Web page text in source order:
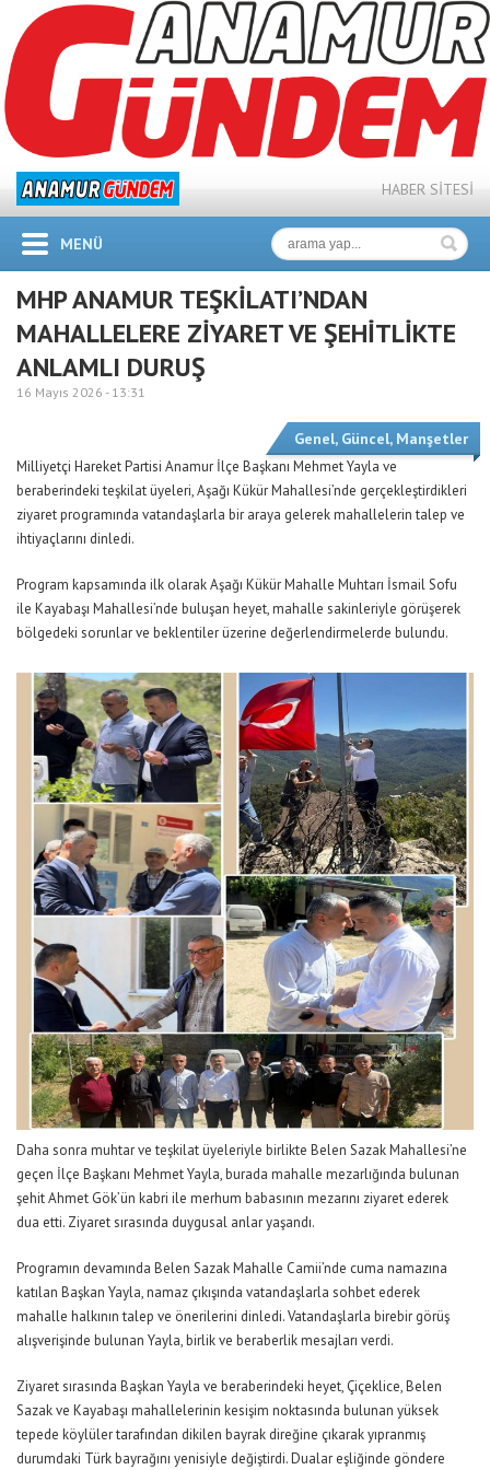
HABER SİTESİ
MENÜ
MHP ANAMUR TEŞKİLATI’NDAN
MAHALLELERE ZİYARET VE ŞEHİTLİKTE
ANLAMLI DURUŞ
16 Mayıs 2026 - 13:31
Genel, Güncel, Manşetler
Milliyetçi Hareket Partisi Anamur İlçe Başkanı Mehmet Yayla ve
beraberindeki teşkilat üyeleri, Aşağı Kükür Mahallesi’nde gerçekleştirdikleri
ziyaret programında vatandaşlarla bir araya gelerek mahallelerin talep ve
ihtiyaçlarını dinledi.
Program kapsamında ilk olarak Aşağı Kükür Mahalle Muhtarı İsmail Sofu
ile Kayabaşı Mahallesi’nde buluşan heyet, mahalle sakinleriyle görüşerek
bölgedeki sorunlar ve beklentiler üzerine değerlendirmelerde bulundu.
Daha sonra muhtar ve teşkilat üyeleriyle birlikte Belen Sazak Mahallesi’ne
geçen İlçe Başkanı Mehmet Yayla, burada mahalle mezarlığında bulunan
şehit Ahmet Gök’ün kabri ile merhum babasının mezarını ziyaret ederek
dua etti. Ziyaret sırasında duygusal anlar yaşandı.
Programın devamında Belen Sazak Mahalle Camii’nde cuma namazına
katılan Başkan Yayla, namaz çıkışında vatandaşlarla sohbet ederek
mahalle halkının talep ve önerilerini dinledi. Vatandaşlarla birebir görüş
alışverişinde bulunan Yayla, birlik ve beraberlik mesajları verdi.
Ziyaret sırasında Başkan Yayla ve beraberindeki heyet, Çiçeklice, Belen
Sazak ve Kayabaşı mahallelerinin kesişim noktasında bulunan yüksek
tepede köylüler tarafından dikilen bayrak direğine çıkarak yıpranmış
durumdaki Türk bayrağını yenisiyle değiştirdi. Dualar eşliğinde göndere